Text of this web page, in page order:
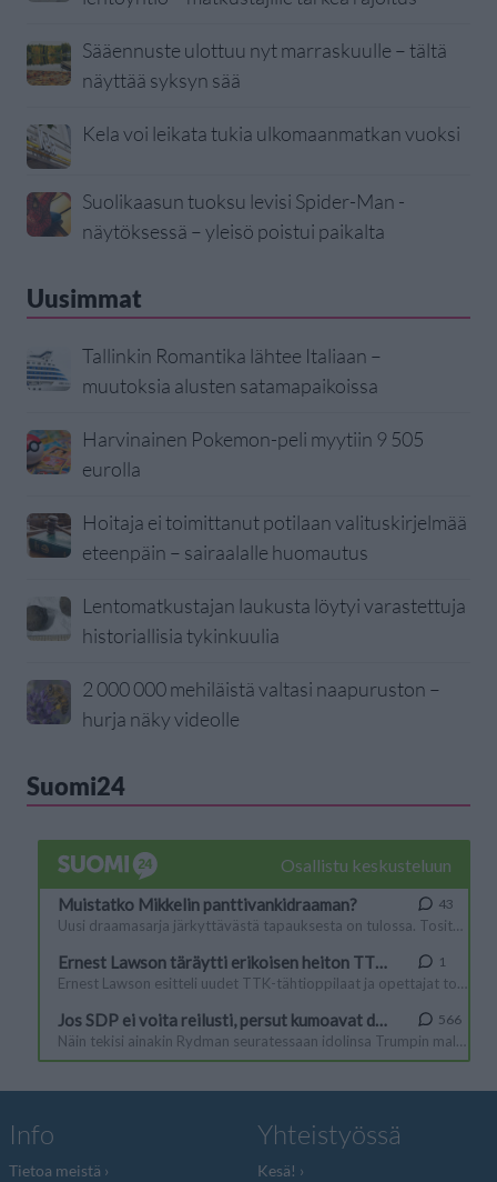
Sääennuste ulottuu nyt marraskuulle – tältä
näyttää syksyn sää
Kela voi leikata tukia ulkomaanmatkan vuoksi
Suolikaasun tuoksu levisi Spider-Man -
näytöksessä – yleisö poistui paikalta
Uusimmat
Tallinkin Romantika lähtee Italiaan –
muutoksia alusten satamapaikoissa
Harvinainen Pokemon-peli myytiin 9 505
eurolla
Hoitaja ei toimittanut potilaan valituskirjelmää
eteenpäin – sairaalalle huomautus
Lentomatkustajan laukusta löytyi varastettuja
historiallisia tykinkuulia
2 000 000 mehiläistä valtasi naapuruston –
hurja näky videolle
Suomi24
Info
Tietoa meistä
Yhteistyössä
Kesä!